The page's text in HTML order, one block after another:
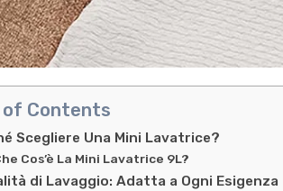
of Contents
Scegliere Una Mini Lavatrice?
Cos’è La Mini Lavatrice 9L?
di Lavaggio: Adatta a Ogni Esigenza